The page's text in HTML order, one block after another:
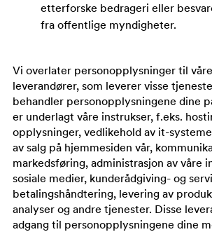
etterforske bedrageri eller
fra offentlige myndigheter.
Vi overlater personopplysninger til
leverandører, som leverer visse
behandler personopplysningene dine
er underlagt våre instrukser, f.eks.
opplysninger, vedlikehold av it-
av salg på hjemmesiden vår,
markedsføring, administrasjon av våre
sosiale medier, kunderådgiving- og
betalingshåndtering, levering av
analyser og andre tjenester. Disse
adgang til personopplysningene dine